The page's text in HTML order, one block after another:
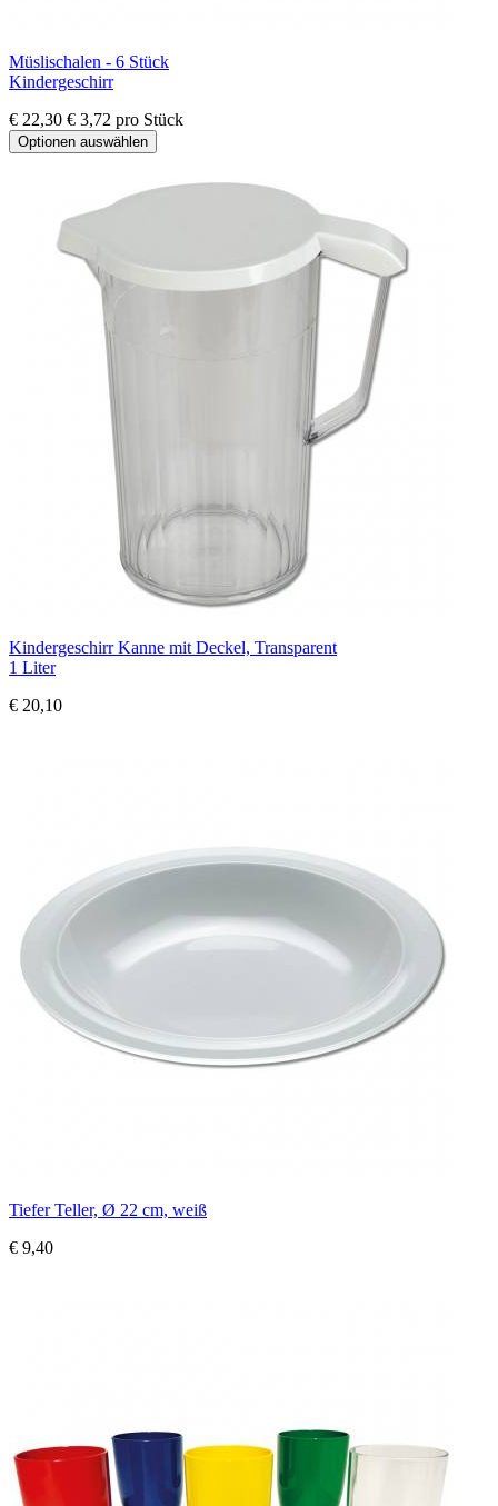
Müslischalen - 6 Stück
Kindergeschirr
€ 22,30 € 3,72 pro Stück
Kindergeschirr Kanne mit Deckel, Transparent
1 Liter
€ 20,10
Tiefer Teller, Ø 22 cm, weiß
€ 9,40